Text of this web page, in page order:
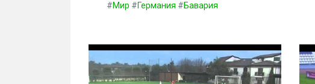
#Мир #Германия #Бавария